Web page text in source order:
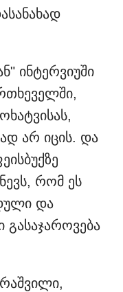
ინტერვიუში
არ იცის. და
რომ ეს
და
გასაჯაროვება